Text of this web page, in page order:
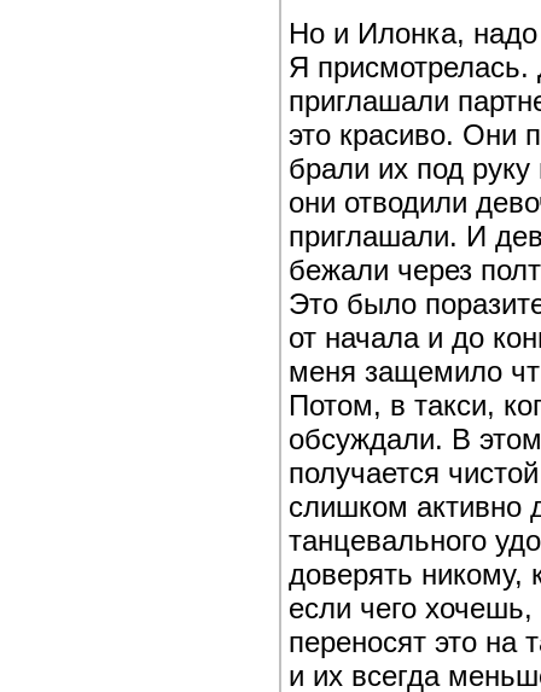
Но и Илонка, надо
Я присмотрелась.
приглашали
это красиво. Они
брали их под
они отводили
приглашали. И
бежали через
Это было
от начала и до
меня защемило
Потом, в такси,
обсуждали. В
получается
слишком активно
танцевального
доверять никому,
если чего
переносят это на
и их всегда